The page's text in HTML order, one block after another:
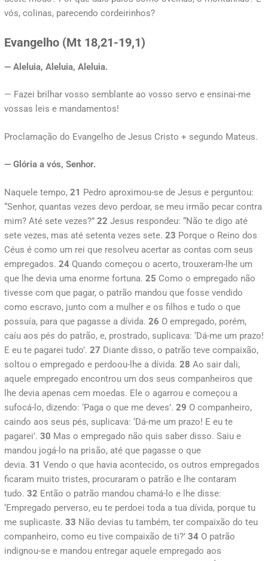
vós, colinas, parecendo cordeirinhos?
Evangelho (Mt 18,21-19,1)
— Aleluia, Aleluia, Aleluia.
— Fazei brilhar vosso semblante ao vosso servo e ensinai-me
vossas leis e mandamentos!
Proclamação do Evangelho de Jesus Cristo + segundo Mateus.
— Glória a vós, Senhor.
Naquele tempo, 21 Pedro aproximou-se de Jesus e perguntou:
“Senhor, quantas vezes devo perdoar, se meu irmão pecar contra
mim? Até sete vezes?” 22 Jesus respondeu: “Não te digo até
sete vezes, mas até setenta vezes sete. 23 Porque o Reino dos
Céus é como um rei que resolveu acertar as contas com seus
empregados. 24 Quando começou o acerto, trouxeram-lhe um
que lhe devia uma enorme fortuna. 25 Como o empregado não
tivesse com que pagar, o patrão mandou que fosse vendido
como escravo, junto com a mulher e os filhos e tudo o que
possuía, para que pagasse a dívida. 26 O empregado, porém,
caíu aos pés do patrão, e, prostrado, suplicava: ‘Dá-me um prazo!
E eu te pagarei tudo’. 27 Diante disso, o patrão teve compaixão,
soltou o empregado e perdoou-lhe a dívida. 28 Ao sair dali,
aquele empregado encontrou um dos seus companheiros que
lhe devia apenas cem moedas. Ele o agarrou e começou a
sufocá-lo, dizendo: ‘Paga o que me deves’. 29 O companheiro,
caindo aos seus pés, suplicava: ‘Dá-me um prazo! E eu te
pagarei’. 30 Mas o empregado não quis saber disso. Saiu e
mandou jogá-lo na prisão, até que pagasse o que
devia. 31 Vendo o que havia acontecido, os outros empregados
ficaram muito tristes, procuraram o patrão e lhe contaram
tudo. 32 Então o patrão mandou chamá-lo e lhe disse:
‘Empregado perverso, eu te perdoei toda a tua dívida, porque tu
me suplicaste. 33 Não devias tu também, ter compaixão do teu
companheiro, como eu tive compaixão de ti?’ 34 O patrão
indignou-se e mandou entregar aquele empregado aos